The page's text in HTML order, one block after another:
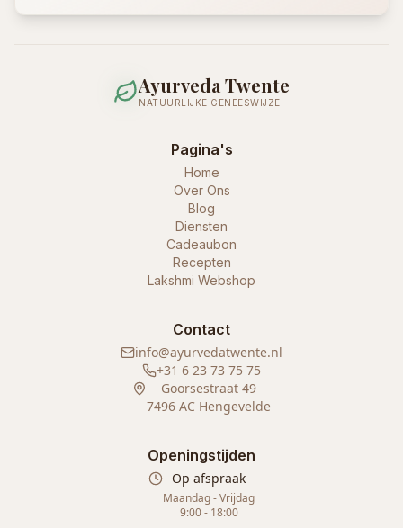
Ayurveda Twente
NATUURLIJKE GENEESWIJZE
Pagina's
Home
Over Ons
Blog
Diensten
Cadeaubon
Recepten
Lakshmi Webshop
Contact
info@ayurvedatwente.nl
+31 6 23 73 75 75
Goorsestraat 49
7496 AC Hengevelde
Openingstijden
Op afspraak
Maandag - Vrijdag
9:00 - 18:00